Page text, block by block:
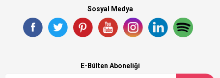
Sosyal Medya
E-Bülten Aboneliği